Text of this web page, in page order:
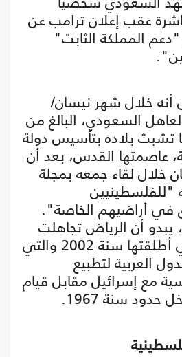
عقب إعلان ترامب عن
المملكة الثابت"
أنه خلال شهر نيسان/
جدد العاهل السعودي، البالغ من
علنا تشبث بلاده بتأسيس دولة
عاصمتها القدس، بعد أن
خلال لقاء جمعه بمجلة
"للفلسطينيين
في أراضيهم الخاصة".
يبدو أن الرياض تجاهلت
مبادرة السلام التي أطلقتها سنة 2002 والتي
العربية لتطبيع
مع إسرائيل مقابل قيام
سنة 1967.